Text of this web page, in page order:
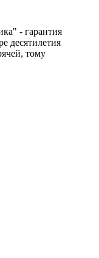
- гарантия
десятилетия
тому